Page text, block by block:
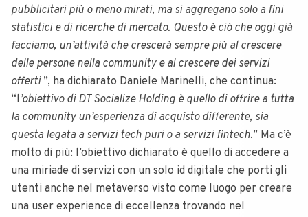
pubblicitari più o meno mirati, ma si aggregano solo a fini
statistici e di ricerche di mercato. Questo è ciò che oggi già
facciamo, un’attività che crescerà sempre più al crescere
delle persone nella community e al crescere dei servizi
offerti ”, ha dichiarato Daniele Marinelli, che continua:
“l ’obiettivo di DT Socialize Holding è quello di offrire a tutta
la community un’esperienza di acquisto differente, sia
questa legata a servizi tech puri o a servizi fintech.” Ma c’è
molto di più: l’obiettivo dichiarato è quello di accedere a
una miriade di servizi con un solo id digitale che porti gli
utenti anche nel metaverso visto come luogo per creare
una user experience di eccellenza trovando nel